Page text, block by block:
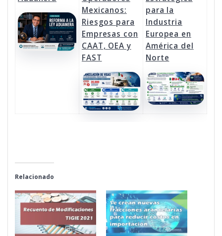
Mexicanos:
Riesgos para
Empresas con
CAAT, OEA y
FAST
para la
Industria
Europea en
América del
Norte
Relacionado